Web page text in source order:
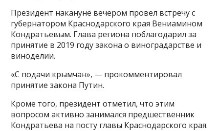
Президент накануне вечером провел встречу с
губернатором Краснодарского края Вениамином
Кондратьевым. Глава региона поблагодарил за
принятие в 2019 году закона о виноградарстве и
виноделии.
«С подачи крымчан», — прокомментировал
принятие закона Путин.
Кроме того, президент отметил, что этим
вопросом активно занимался предшественник
Кондратьева на посту главы Краснодарского края.